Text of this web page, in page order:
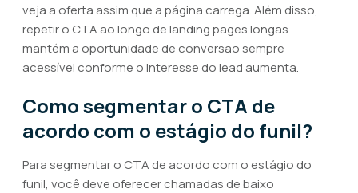
veja a oferta assim que a página carrega. Além disso,
repetir o CTA ao longo de landing pages longas
mantém a oportunidade de conversão sempre
acessível conforme o interesse do lead aumenta.
Como segmentar o CTA de
acordo com o estágio do funil?
Para segmentar o CTA de acordo com o estágio do
funil, você deve oferecer chamadas de baixo